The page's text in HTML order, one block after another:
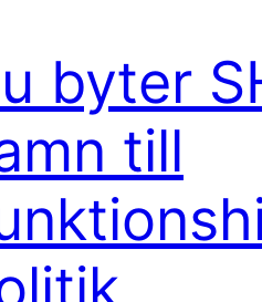
byter
till